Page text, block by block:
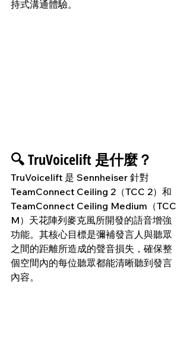
持式溝通體驗。
🔍 TruVoicelift 是什麼？
TruVoicelift 是 Sennheiser 針對
TeamConnect Ceiling 2（TCC 2）和
TeamConnect Ceiling Medium（TCC
M）天花陣列麥克風所開發的語音增強
功能。其核心目標是彌補發言人與聽眾
之間的距離所造成的聲音損失，確保整
個空間內的每位聽眾都能清晰聽到發言
內容。